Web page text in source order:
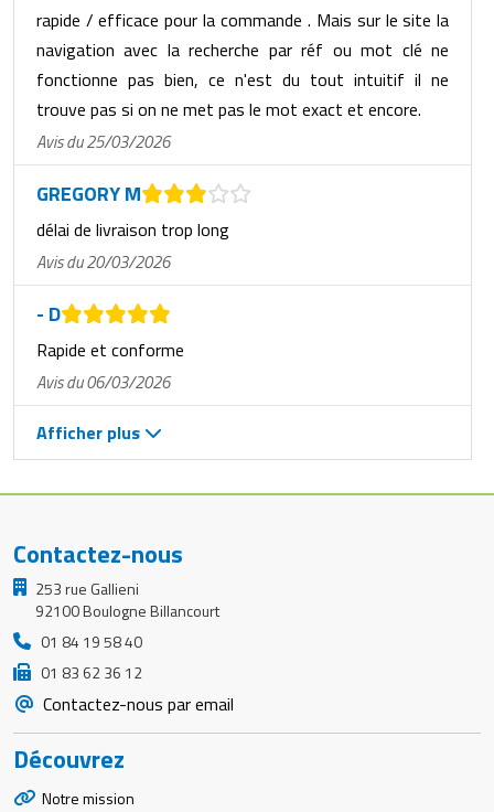
rapide / efficace pour la commande . Mais sur le site la
navigation avec la recherche par réf ou mot clé ne
fonctionne pas bien, ce n'est du tout intuitif il ne
trouve pas si on ne met pas le mot exact et encore.
Avis du 25/03/2026
GREGORY M
délai de livraison trop long
Avis du 20/03/2026
- D
Rapide et conforme
Avis du 06/03/2026
Afficher plus
Contactez-nous
253 rue Gallieni
92100 Boulogne Billancourt
01 84 19 58 40
01 83 62 36 12
Contactez-nous par email
Découvrez
Notre mission